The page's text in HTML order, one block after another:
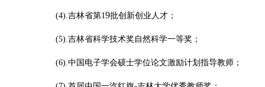
(4).吉林省第19批创新创业人才；
(5).吉林省科学技术奖自然科学一等奖；
(6).中国电子学会硕士学位论文激励计划指导教师 ；